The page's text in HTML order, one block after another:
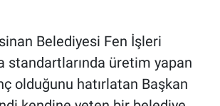
Belediyesi Fen İşleri
standartlarında üretim yapan
olduğunu hatırlatan Başkan